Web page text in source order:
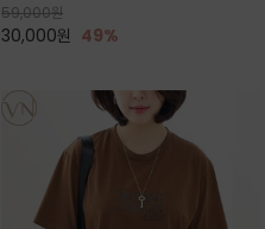
다.
59,000원
30,000원 49%